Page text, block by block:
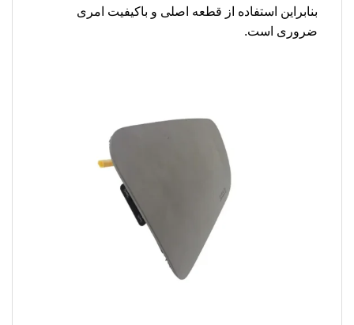
بنابراین استفاده از قطعه اصلی و باکیفیت امری
ضروری است.